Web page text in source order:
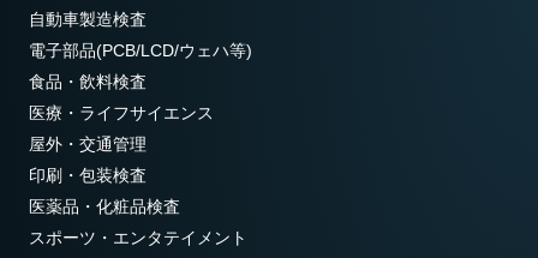
自動車製造検査
電子部品(PCB/LCD/ウェハ等)
食品・飲料検査
医療・ライフサイエンス
屋外・交通管理
印刷・包装検査
医薬品・化粧品検査
スポーツ・エンタテイメント